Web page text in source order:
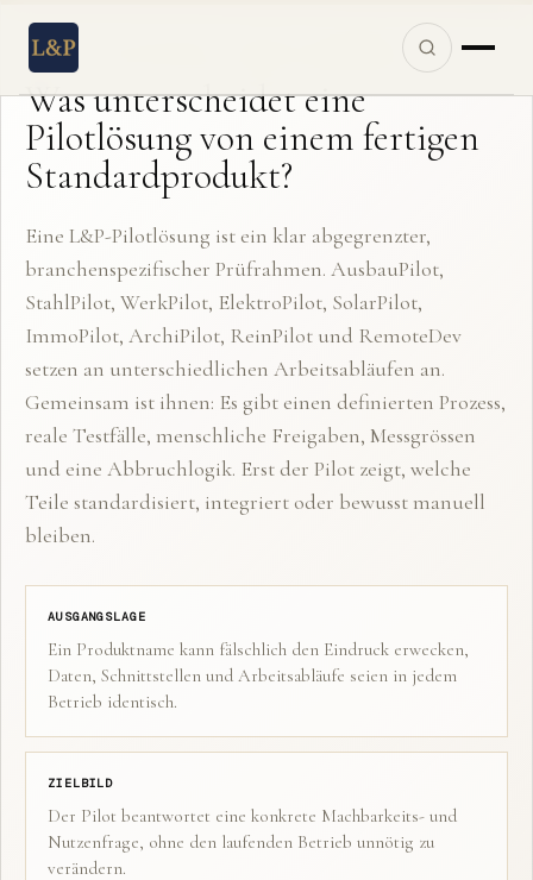
L&P QUALITÄTSSTANDARD · DIREKTE EINORDNUNG
Was unterscheidet eine
Pilotlösung von einem fertigen
Standardprodukt?
Eine L&P-Pilotlösung ist ein klar abgegrenzter,
branchenspezifischer Prüfrahmen. AusbauPilot,
StahlPilot, WerkPilot, ElektroPilot, SolarPilot,
ImmoPilot, ArchiPilot, ReinPilot und RemoteDev
setzen an unterschiedlichen Arbeitsabläufen an.
Gemeinsam ist ihnen: Es gibt einen definierten Prozess,
reale Testfälle, menschliche Freigaben, Messgrössen
und eine Abbruchlogik. Erst der Pilot zeigt, welche
Teile standardisiert, integriert oder bewusst manuell
bleiben.
AUSGANGSLAGE
Ein Produktname kann fälschlich den Eindruck erwecken,
Daten, Schnittstellen und Arbeitsabläufe seien in jedem
Betrieb identisch.
ZIELBILD
Der Pilot beantwortet eine konkrete Machbarkeits- und
Nutzenfrage, ohne den laufenden Betrieb unnötig zu
verändern.